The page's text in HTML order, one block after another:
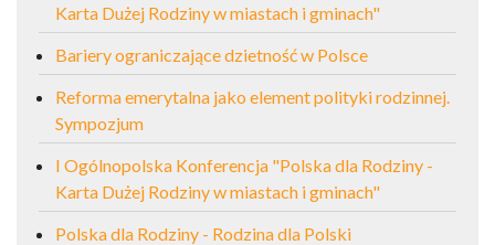
Karta Dużej Rodziny w miastach i gminach"
Bariery ograniczające dzietność w Polsce
Reforma emerytalna jako element polityki rodzinnej.
Sympozjum
I Ogólnopolska Konferencja "Polska dla Rodziny -
Karta Dużej Rodziny w miastach i gminach"
Polska dla Rodziny - Rodzina dla Polski